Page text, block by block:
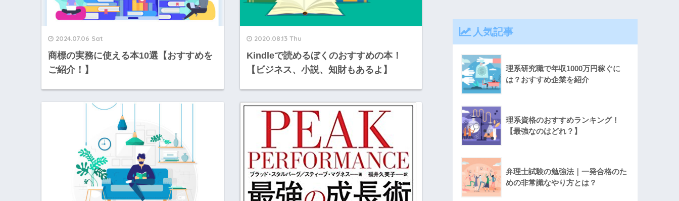
2024.07.06 Sat
商標の実務に使える本10選【おすすめを
ご紹介！】
2020.08.13 Thu
Kindleで読めるぼくのおすすめの本！
【ビジネス、小説、知財もあるよ】
人気記事
理系研究職で年収1000万円稼ぐに
は？おすすめ企業を紹介
理系資格のおすすめランキング！
【最強なのはどれ？】
弁理士試験の勉強法｜一発合格のた
めの非常識なやり方とは？